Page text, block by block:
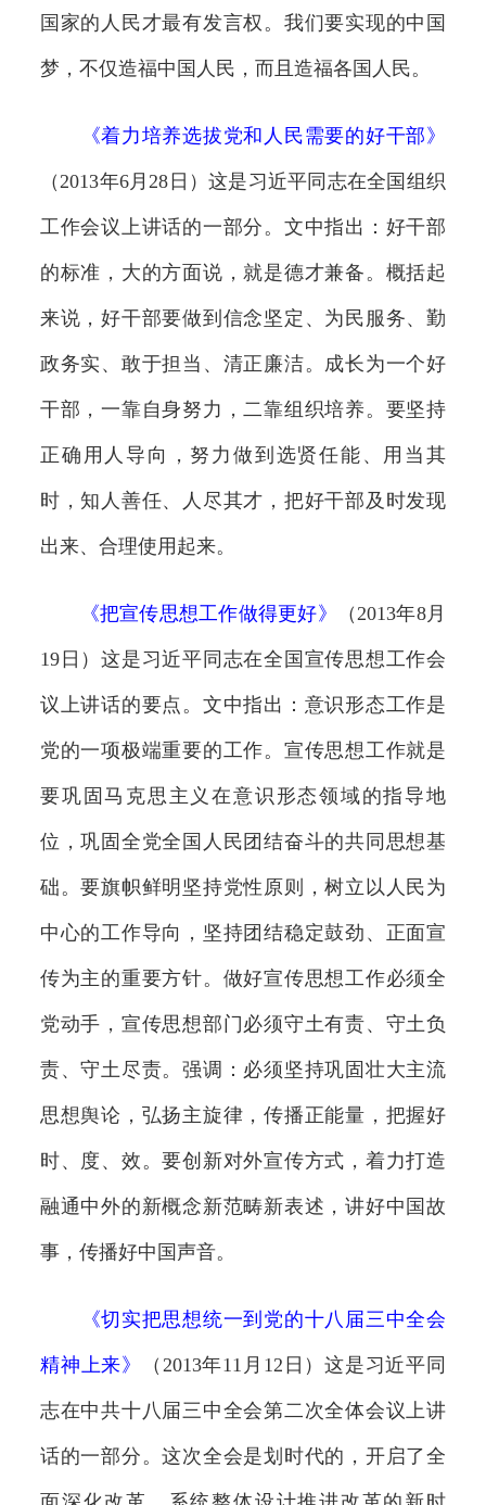
国家的人民才最有发言权。我们要实现的中国
梦，不仅造福中国人民，而且造福各国人民。
《着力培养选拔党和人民需要的好干部》
（2013年6月28日）这是习近平同志在全国组织
工作会议上讲话的一部分。文中指出：好干部
的标准，大的方面说，就是德才兼备。概括起
来说，好干部要做到信念坚定、为民服务、勤
政务实、敢于担当、清正廉洁。成长为一个好
干部，一靠自身努力，二靠组织培养。要坚持
正确用人导向，努力做到选贤任能、用当其
时，知人善任、人尽其才，把好干部及时发现
出来、合理使用起来。
《把宣传思想工作做得更好》 （2013年8月
19日）这是习近平同志在全国宣传思想工作会
议上讲话的要点。文中指出：意识形态工作是
党的一项极端重要的工作。宣传思想工作就是
要巩固马克思主义在意识形态领域的指导地
位，巩固全党全国人民团结奋斗的共同思想基
础。要旗帜鲜明坚持党性原则，树立以人民为
中心的工作导向，坚持团结稳定鼓劲、正面宣
传为主的重要方针。做好宣传思想工作必须全
党动手，宣传思想部门必须守土有责、守土负
责、守土尽责。强调：必须坚持巩固壮大主流
思想舆论，弘扬主旋律，传播正能量，把握好
时、度、效。要创新对外宣传方式，着力打造
融通中外的新概念新范畴新表述，讲好中国故
事，传播好中国声音。
《切实把思想统一到党的十八届三中全会
精神上来》 （2013年11月12日）这是习近平同
志在中共十八届三中全会第二次全体会议上讲
话的一部分。这次全会是划时代的，开启了全